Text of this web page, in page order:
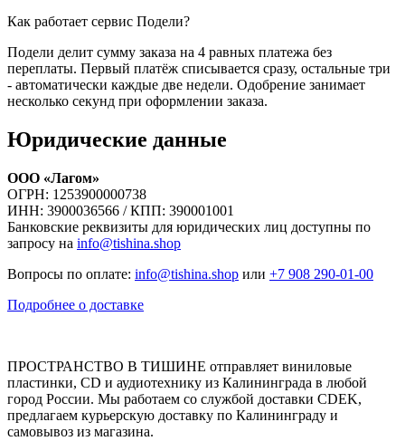
Как работает сервис Подели?
Подели делит сумму заказа на 4 равных платежа без
переплаты. Первый платёж списывается сразу, остальные три
- автоматически каждые две недели. Одобрение занимает
несколько секунд при оформлении заказа.
Юридические данные
ООО «Лагом»
ОГРН: 1253900000738
ИНН: 3900036566 / КПП: 390001001
Банковские реквизиты для юридических лиц доступны по
запросу на info@tishina.shop
Вопросы по оплате: info@tishina.shop или +7 908 290-01-00
Подробнее о доставке
ПРОСТРАНСТВО В ТИШИНЕ отправляет виниловые
пластинки, CD и аудиотехнику из Калининграда в любой
город России. Мы работаем со службой доставки CDEK,
предлагаем курьерскую доставку по Калининграду и
самовывоз из магазина.